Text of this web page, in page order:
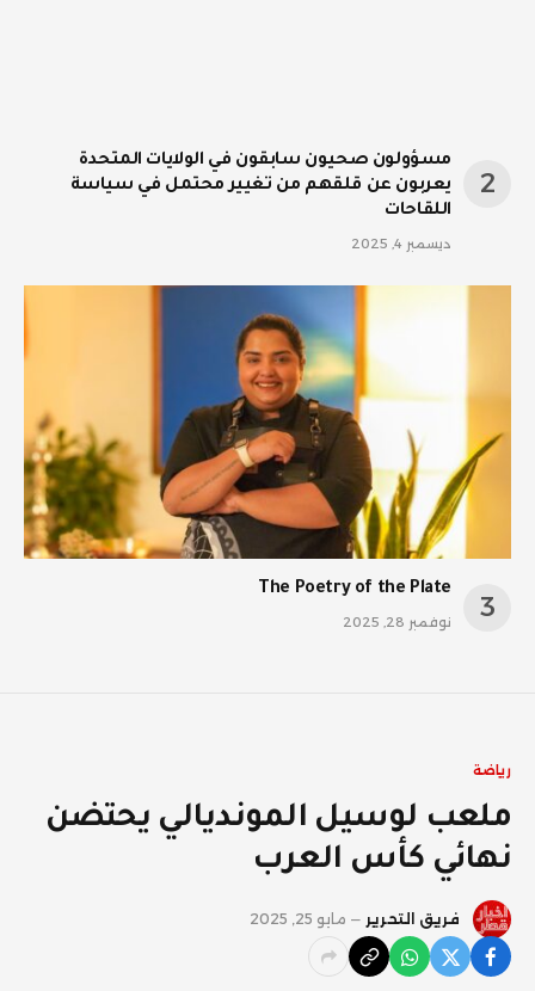
مسؤولون صحيون سابقون في الولايات المتحدة
يعربون عن قلقهم من تغيير محتمل في سياسة
اللقاحات
ديسمبر 4, 2025
The Poetry of the Plate
نوفمبر 28, 2025
رياضة
ملعب لوسيل المونديالي يحتضن
نهائي كأس العرب
فريق التحرير مايو 25, 2025